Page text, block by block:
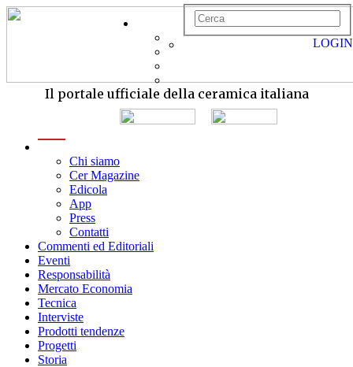
Il portale ufficiale della ceramica italiana
Chi siamo
Cer Magazine
Edicola
App
Press
Contatti
Commenti ed Editoriali
Eventi
Responsabilità
Mercato Economia
Tecnica
Interviste
Prodotti tendenze
Progetti
Storia
LOGIN